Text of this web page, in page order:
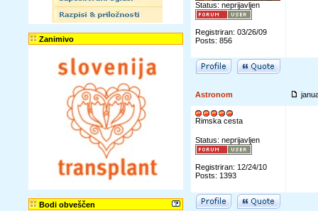
Zanimivo
Bodi obveščen
Status: neprijavljen
Registriran: 03/26/09
Posts: 856
Astronom
Rimska cesta
Status: neprijavljen
Registriran: 12/24/10
Posts: 1393